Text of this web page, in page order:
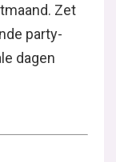
Zet
party-
dagen